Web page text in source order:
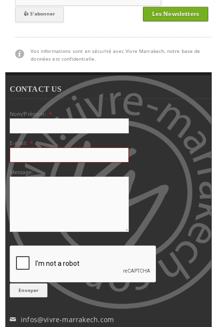
Les Newsletters
Vos informations sont en sécurité avec Vivre Marrakech, notre base de
données est confidentielle.
CONTACT US
Nom/Prénom: *
E-mail: *
Message:
✉ infos@vivre-marrakech.com